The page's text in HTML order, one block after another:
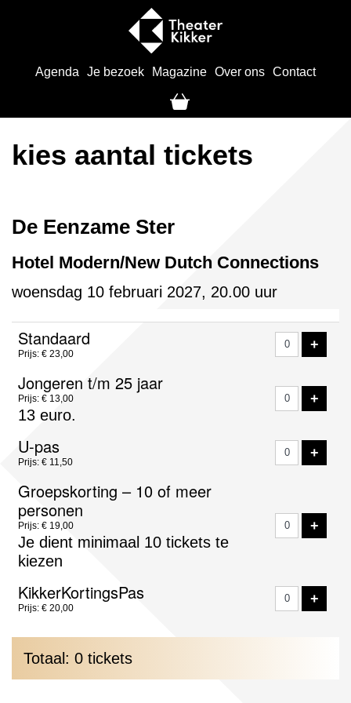
Agenda Je bezoek Magazine Over ons Contact
kies aantal tickets
De Eenzame Ster
Hotel Modern/New Dutch Connections
woensdag 10 februari 2027, 20.00 uur
Aantal
tickets
Standaard
Prijs: € 23,00
+
Jongeren t/m 25 jaar
Prijs: € 13,00
13 euro.
+
U-pas
Prijs: € 11,50
+
Groepskorting – 10 of meer
personen
Prijs: € 19,00
Je dient minimaal 10 tickets te
kiezen
+
KikkerKortingsPas
Prijs: € 20,00
+
Totaal: 0 tickets